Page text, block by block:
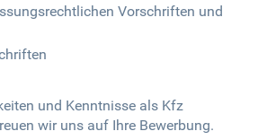
Vorschriften und
und Kenntnisse als Kfz
wir uns auf Ihre Bewerbung.